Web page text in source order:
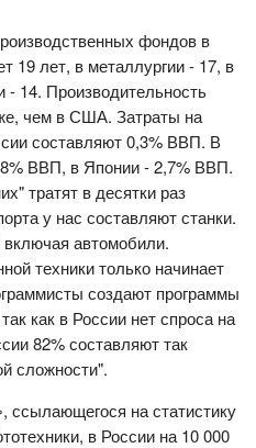
фондов в
19 лет, в металлургии - 17, в
14. Производительность
чем в США. Затраты на
составляют 0,3% ВВП. В
ВВП, в Японии - 2,7% ВВП.
тратят в десятки раз
у нас составляют станки.
автомобили.
техники только начинает
создают программы
как в России нет спроса на
82% составляют так
сложности".
ссылающегося на статистику
в России на 10 000